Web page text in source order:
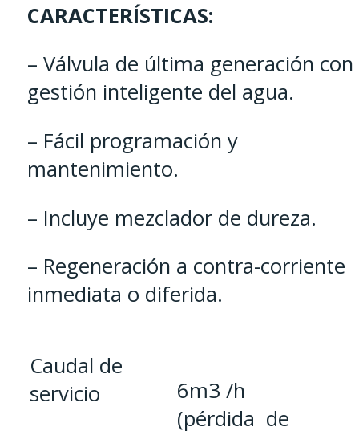
CARACTERÍSTICAS:
– Válvula de última generación con
gestión inteligente del agua.
– Fácil programación y
mantenimiento.
– Incluye mezclador de dureza.
– Regeneración a contra-corriente
inmediata o diferida.
Caudal de
servicio
6m3 /h
(pérdida de